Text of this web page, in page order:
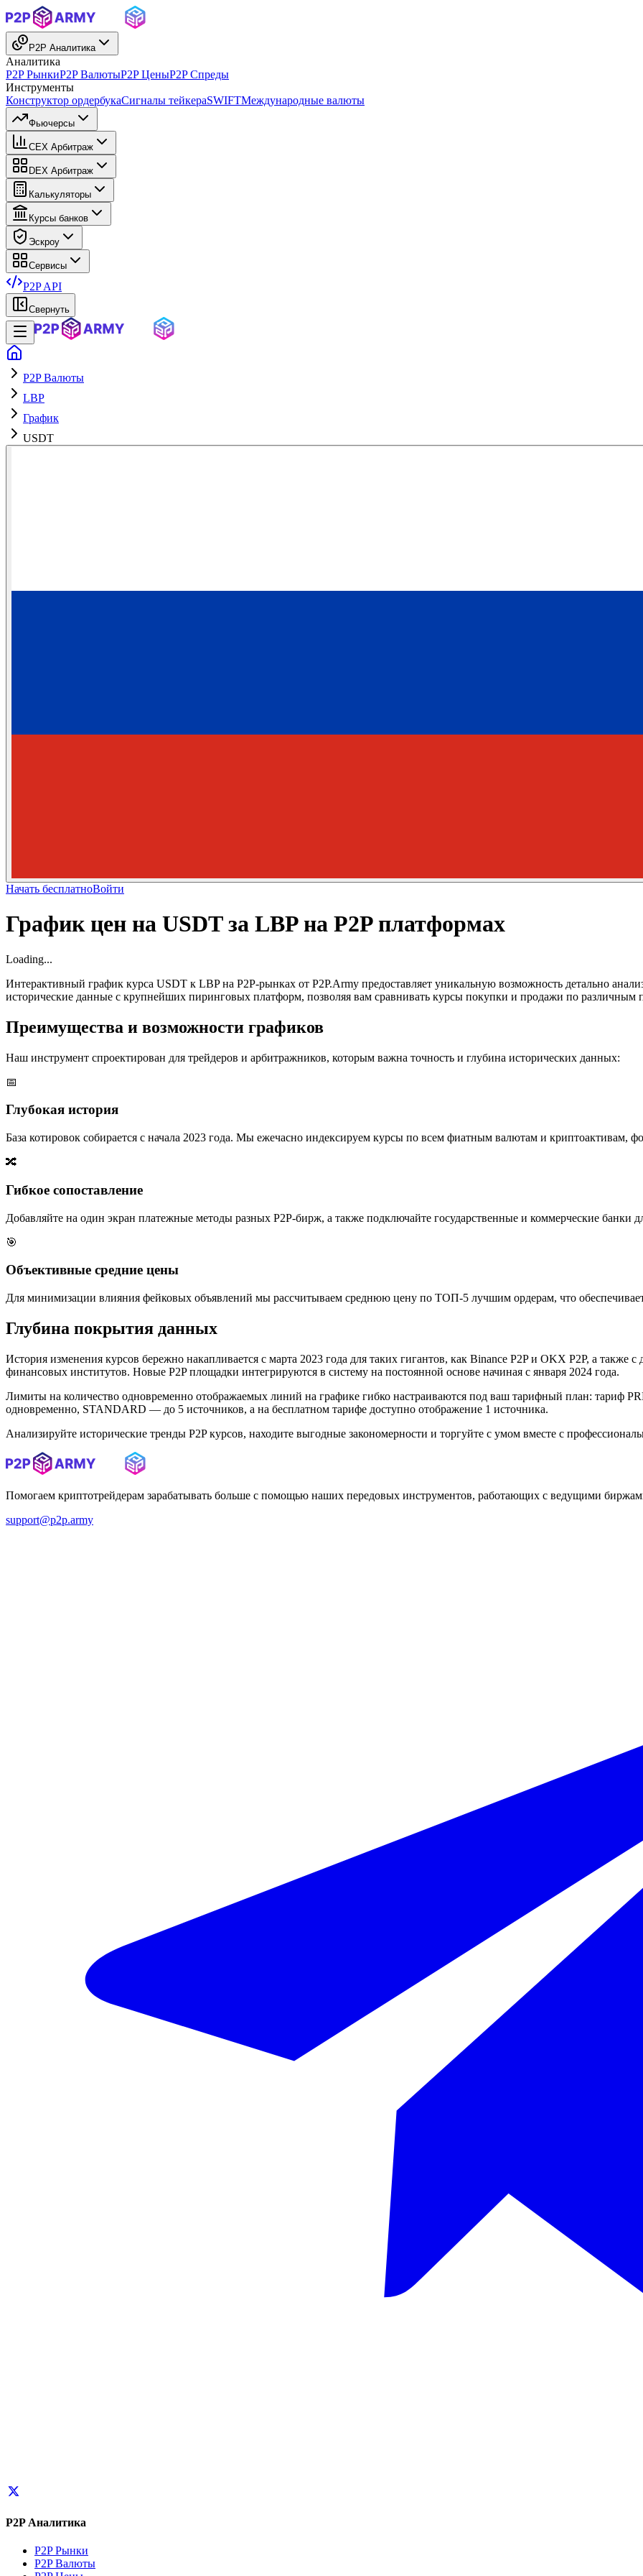
P2P Аналитика
Аналитика
P2P РынкиP2P ВалютыP2P ЦеныP2P Спреды
Инструменты
Конструктор ордербукаСигналы тейкераSWIFTМеждународные валюты
Фьючерсы
CEX Арбитраж
DEX Арбитраж
Калькуляторы
Курсы банков
Эскроу
Сервисы
P2P API
Свернуть
P2P Валюты
LBP
График
USDT
Начать бесплатноВойти
График цен на USDT за LBP на P2P платформах
Loading...
Интерактивный график курса USDT к LBP на P2P-рынках от P2P.Army предоставляет уникальную возможность детально
исторические данные с крупнейших пиринговых платформ, позволяя вам сравнивать курсы покупки и продажи по различным
Преимущества и возможности графиков
Наш инструмент спроектирован для трейдеров и арбитражников, которым важна точность и глубина исторических данных:
📅
Глубокая история
База котировок собирается с начала 2023 года. Мы ежечасно индексируем курсы по всем фиатным валютам и криптоактивам,
🔀
Гибкое сопоставление
Добавляйте на один экран платежные методы разных P2P-бирж, а также подключайте государственные и коммерческие банки
🎯
Объективные средние цены
Для минимизации влияния фейковых объявлений мы рассчитываем среднюю цену по ТОП-5 лучшим ордерам, что
Глубина покрытия данных
История изменения курсов бережно накапливается с марта 2023 года для таких гигантов, как Binance P2P и OKX P2P, а также
финансовых институтов. Новые P2P площадки интегрируются в систему на постоянной основе начиная с января 2024 года.
Лимиты на количество одновременно отображаемых линий на графике гибко настраиваются под ваш тарифный план: тариф
одновременно, STANDARD — до 5 источников, а на бесплатном тарифе доступно отображение 1 источника.
Анализируйте исторические тренды P2P курсов, находите выгодные закономерности и торгуйте с умом вместе с
Помогаем криптотрейдерам зарабатывать больше с помощью наших передовых инструментов, работающих с ведущими
support@p2p.army
P2P Аналитика
P2P Рынки
P2P Валюты